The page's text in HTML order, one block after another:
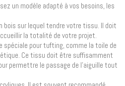
un modèle adapté à vos besoins, les
bois sur lequel tendre votre tissu. Il doit
la totalité de votre projet.
spéciale pour tufting, comme la toile de
Ce tissu doit être suffisamment
permettre le passage de l’aiguille tout